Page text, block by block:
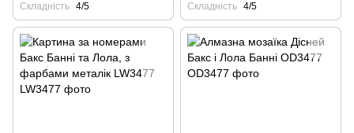
Складність 4/5
Складність 4/5